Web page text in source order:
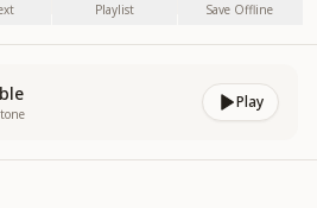
Playlist Save Offline
Play